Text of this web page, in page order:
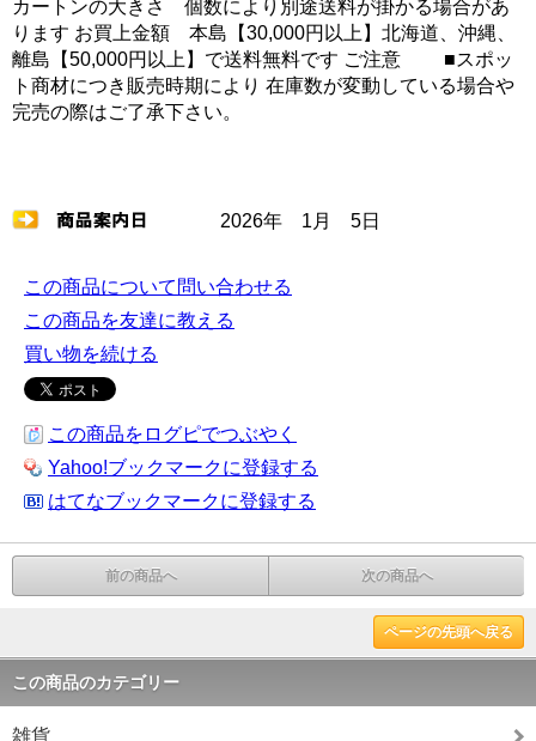
カートンの大きさ 個数により別途送料が掛かる場合があ
ります お買上金額 本島【30,000円以上】北海道、沖縄、
離島【50,000円以上】で送料無料です ご注意 ■スポッ
ト商材につき販売時期により 在庫数が変動している場合や
完売の際はご了承下さい。
2026年 1月 5日
この商品について問い合わせる
この商品を友達に教える
買い物を続ける
この商品をログピでつぶやく
Yahoo!ブックマークに登録する
はてなブックマークに登録する
前の商品へ 次の商品へ
ページの先頭へ戻る
この商品のカテゴリー
雑貨